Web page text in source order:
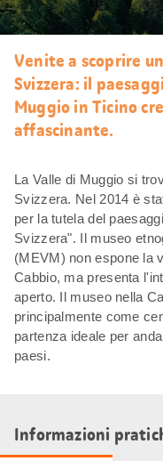
Venite a scoprire
Svizzera: il
Muggio in Ticino
affascinante.
La Valle di Muggio si
Svizzera. Nel 2014 è
per la tutela del
Svizzera". Il museo
(MEVM) non espone la
Cabbio, ma presenta
aperto. Il museo nella
principalmente come
partenza ideale per
paesi.
Informazioni